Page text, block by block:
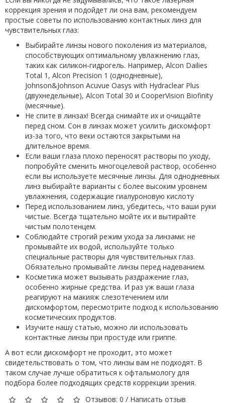
коррекция зрения и подойдет ли она вам, рекомендуем
простые советы по использованию контактных линз для
чувствительных глаз:
Выбирайте линзы нового поколения из материалов,
способствующих оптимальному увлажнению глаз,
таких как силикон-гидрогель. Например, Alcon Dailies
Total 1, Alcon Precision 1 (однодневные),
Johnson&Johnson Acuvue Oasys with Hydraclear Plus
(двухнедельные), Alcon Total 30 и CooperVision Biofinity
(месячные).
Не спите в линзах! Всегда снимайте их и очищайте
перед сном. Сон в линзах может усилить дискомфорт
из-за того, что веки остаются закрытыми на
длительное время.
Если ваши глаза плохо переносят растворы по уходу,
попробуйте сменить многоцелевой раствор, особенно
если вы используете месячные линзы. Для однодневных
линз выбирайте варианты с более высоким уровнем
увлажнения, содержащие гиалуроновую кислоту
Перед использованием линз, убедитесь, что ваши руки
чистые. Всегда тщательно мойте их и вытирайте
чистым полотенцем.
Соблюдайте строгий режим ухода за линзами: не
промывайте их водой, используйте только
специальные растворы для чувствительных глаз.
Обязательно промывайте линзы перед надеванием.
Косметика может вызывать раздражение глаз,
особенно жирные средства. И раз уж ваши глаза
реагируют на макияж слезотечением или
дискомфортом, пересмотрите подход к использованию
косметических продуктов.
Изучите нашу статью, можно ли использовать
контактные линзы при простуде или гриппе.
А вот если дискомфорт не проходит, это может
свидетельствовать о том, что линзы вам не подходят. В
таком случае лучше обратиться к офтальмологу для
подбора более подходящих средств коррекции зрения.
Отзывов: 0 / Написать отзыв